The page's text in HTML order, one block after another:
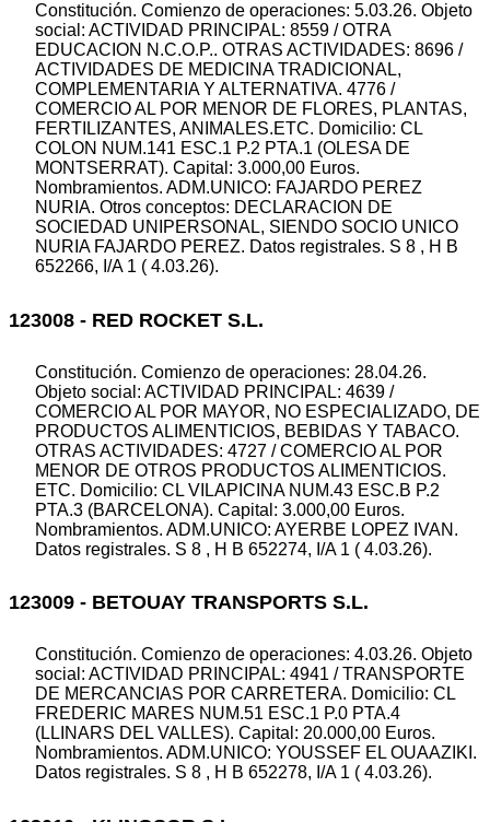
Constitución. Comienzo de operaciones: 5.03.26. Objeto
social: ACTIVIDAD PRINCIPAL: 8559 / OTRA
EDUCACION N.C.O.P.. OTRAS ACTIVIDADES: 8696 /
ACTIVIDADES DE MEDICINA TRADICIONAL,
COMPLEMENTARIA Y ALTERNATIVA. 4776 /
COMERCIO AL POR MENOR DE FLORES, PLANTAS,
FERTILIZANTES, ANIMALES.ETC. Domicilio: CL
COLON NUM.141 ESC.1 P.2 PTA.1 (OLESA DE
MONTSERRAT). Capital: 3.000,00 Euros.
Nombramientos. ADM.UNICO: FAJARDO PEREZ
NURIA. Otros conceptos: DECLARACION DE
SOCIEDAD UNIPERSONAL, SIENDO SOCIO UNICO
NURIA FAJARDO PEREZ. Datos registrales. S 8 , H B
652266, I/A 1 ( 4.03.26).
123008 - RED ROCKET S.L.
Constitución. Comienzo de operaciones: 28.04.26.
Objeto social: ACTIVIDAD PRINCIPAL: 4639 /
COMERCIO AL POR MAYOR, NO ESPECIALIZADO, DE
PRODUCTOS ALIMENTICIOS, BEBIDAS Y TABACO.
OTRAS ACTIVIDADES: 4727 / COMERCIO AL POR
MENOR DE OTROS PRODUCTOS ALIMENTICIOS.
ETC. Domicilio: CL VILAPICINA NUM.43 ESC.B P.2
PTA.3 (BARCELONA). Capital: 3.000,00 Euros.
Nombramientos. ADM.UNICO: AYERBE LOPEZ IVAN.
Datos registrales. S 8 , H B 652274, I/A 1 ( 4.03.26).
123009 - BETOUAY TRANSPORTS S.L.
Constitución. Comienzo de operaciones: 4.03.26. Objeto
social: ACTIVIDAD PRINCIPAL: 4941 / TRANSPORTE
DE MERCANCIAS POR CARRETERA. Domicilio: CL
FREDERIC MARES NUM.51 ESC.1 P.0 PTA.4
(LLINARS DEL VALLES). Capital: 20.000,00 Euros.
Nombramientos. ADM.UNICO: YOUSSEF EL OUAAZIKI.
Datos registrales. S 8 , H B 652278, I/A 1 ( 4.03.26).